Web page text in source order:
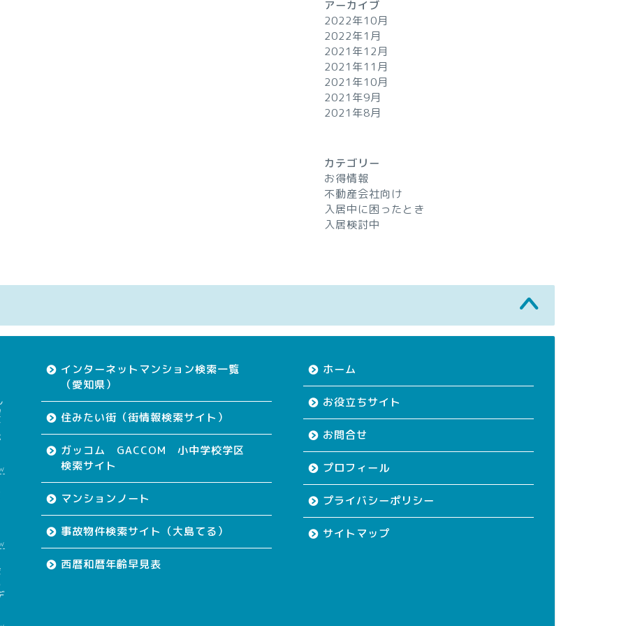
アーカイブ
2022年10月
2022年1月
2021年12月
2021年11月
2021年10月
2021年9月
2021年8月
カテゴリー
お得情報
不動産会社向け
入居中に困ったとき
入居検討中
インターネットマンション検索一覧
（愛知県）
住みたい街（街情報検索サイト）
ガッコム GACCOM 小中学校学区
検索サイト
マンションノート
事故物件検索サイト（大島てる）
西暦和暦年齢早見表
ホーム
お役立ちサイト
お問合せ
プロフィール
プライバシーポリシー
サイトマップ